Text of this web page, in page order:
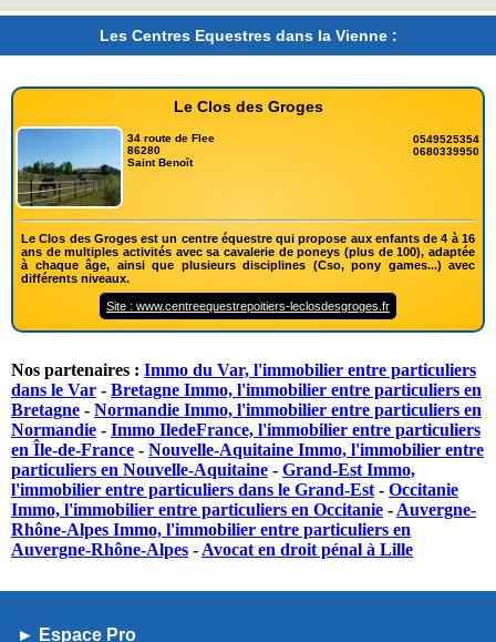
Les Centres Equestres dans la Vienne :
Le Clos des Groges
34 route de Flee
86280
Saint Benoît
0549525354
0680339950
Le Clos des Groges est un centre équestre qui propose aux enfants de 4 à 16
ans de multiples activités avec sa cavalerie de poneys (plus de 100), adaptée
à chaque âge, ainsi que plusieurs disciplines (Cso, pony games...) avec
différents niveaux.
Site : www.centreequestrepoitiers-leclosdesgroges.fr
Nos partenaires : Immo du Var, l'immobilier entre particuliers
dans le Var - Bretagne Immo, l'immobilier entre particuliers en
Bretagne - Normandie Immo, l'immobilier entre particuliers en
Normandie - Immo IledeFrance, l'immobilier entre particuliers
en Île-de-France - Nouvelle-Aquitaine Immo, l'immobilier entre
particuliers en Nouvelle-Aquitaine - Grand-Est Immo,
l'immobilier entre particuliers dans le Grand-Est - Occitanie
Immo, l'immobilier entre particuliers en Occitanie - Auvergne-
Rhône-Alpes Immo, l'immobilier entre particuliers en
Auvergne-Rhône-Alpes - Avocat en droit pénal à Lille
► Espace Pro